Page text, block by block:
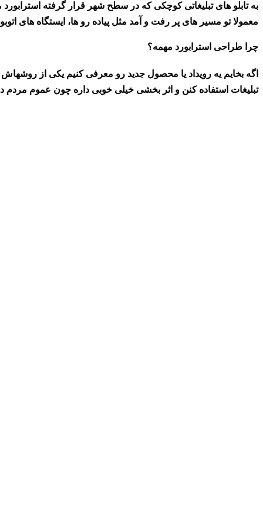
به تابلو های تبلیغاتی کوچکی که در سطح شهر قرار گرفته
معمولا تو مسیر های پر رفت و آمد مثل پیاده رو ها، ایستگاه های
چرا طراحی استرابورد مهمه؟
اگه بخایم یه رویداد یا محصول جدید رو معرفی کنیم یکی از روشهاش
تبلیغات استفاده کنن و اثر بخشی خیلی خوبی داره چون عموم مردم در